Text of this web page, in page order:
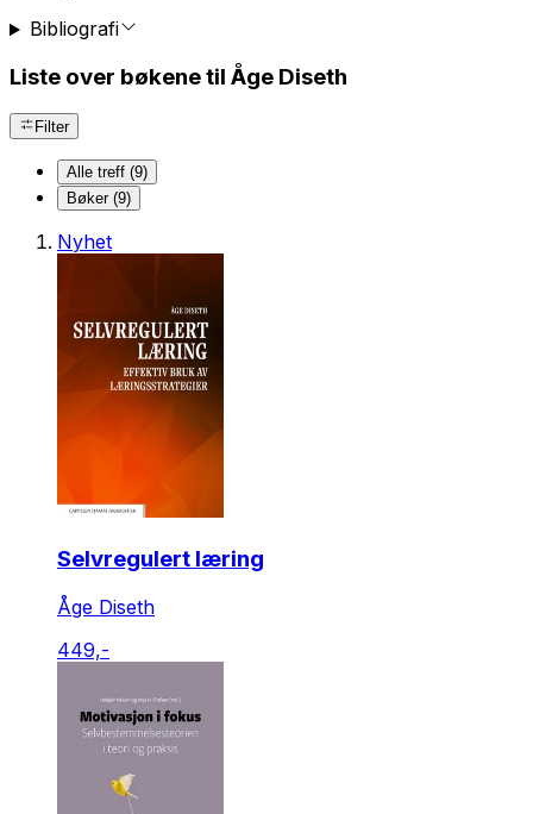
Bibliografi
Liste over bøkene til Åge Diseth
Filter
Alle treff (9)
Bøker (9)
Nyhet
Selvregulert læring
Åge Diseth
449,-